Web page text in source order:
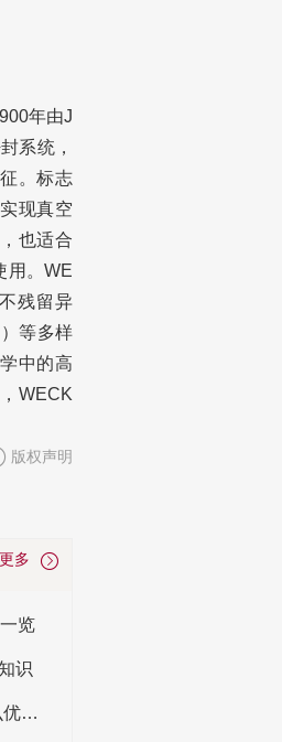
年由J
系统，
。标志
现真空
也适合
用。WE
残留异
等多样
中的高
WECK
版权声明
多
览
识
密封罐的材质有哪些？不同材质的密封罐有什么优缺点？